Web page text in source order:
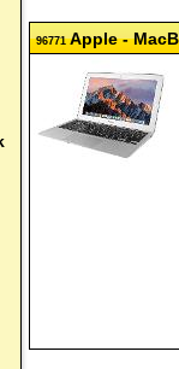
96771Apple -